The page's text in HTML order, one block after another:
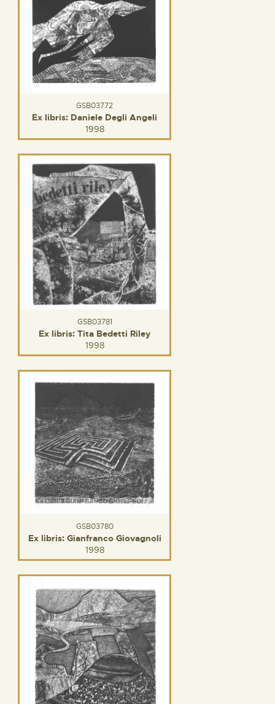
GSB03772
Ex libris: Daniele Degli Angeli
1998
GSB03781
Ex libris: Tita Bedetti Riley
1998
GSB03780
Ex libris: Gianfranco Giovagnoli
1998